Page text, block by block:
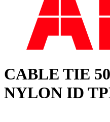
CABLE TIE
NYLON ID